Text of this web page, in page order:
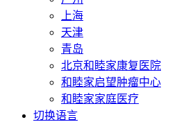
上海
天津
青岛
北京和睦家康复医院
和睦家启望肿瘤中心
和睦家家庭医疗
切换语言